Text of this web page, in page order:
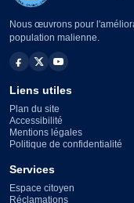
Nous œuvrons pour
population malienne.
Liens utiles
Plan du site
Accessibilité
Mentions légales
Politique de confidentialité
Services
Espace citoyen
Réclamations